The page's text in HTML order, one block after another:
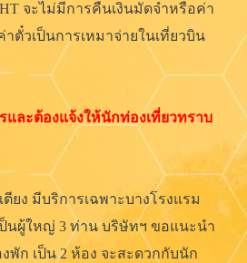
จะไม่มีการคืนเงินมัดจำหรือค่า
ตั๋วเป็นการเหมาจ่ายในเที่ยวบิน
ละต้องแจ้งให้นักท่องเที่ยวทราบ
ยง มีบริการเฉพาะบางโรงแรม
นผู้ใหญ่ 3 ท่าน บริษัทฯ ขอแนะนำ
พัก เป็น 2 ห้อง จะสะดวกกับนัก